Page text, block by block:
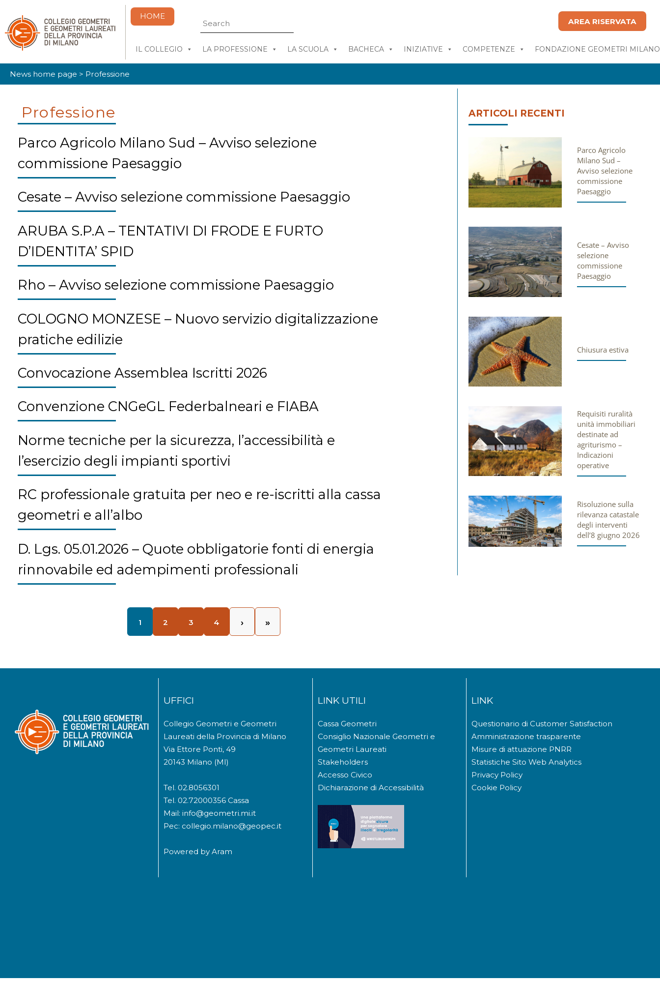
HOME
AREA RISERVATA
IL COLLEGIO LA PROFESSIONE LA SCUOLA BACHECA INIZIATIVE COMPETENZE FONDAZIONE GEOMETRI MILANO
News home page > Professione
Professione
Parco Agricolo Milano Sud – Avviso selezione
commissione Paesaggio
Cesate – Avviso selezione commissione Paesaggio
ARUBA S.P.A – TENTATIVI DI FRODE E FURTO
D’IDENTITA’ SPID
Rho – Avviso selezione commissione Paesaggio
COLOGNO MONZESE – Nuovo servizio digitalizzazione
pratiche edilizie
Convocazione Assemblea Iscritti 2026
Convenzione CNGeGL Federbalneari e FIABA
Norme tecniche per la sicurezza, l’accessibilità e
l’esercizio degli impianti sportivi
RC professionale gratuita per neo e re-iscritti alla cassa
geometri e all’albo
D. Lgs. 05.01.2026 – Quote obbligatorie fonti di energia
rinnovabile ed adempimenti professionali
1 2 3 4 › »
ARTICOLI RECENTI
Parco Agricolo
Milano Sud –
Avviso selezione
commissione
Paesaggio
Cesate – Avviso
selezione
commissione
Paesaggio
Chiusura estiva
Requisiti ruralità
unità immobiliari
destinate ad
agriturismo –
Indicazioni
operative
Risoluzione sulla
rilevanza catastale
degli interventi
dell’8 giugno 2026
UFFICI
Collegio Geometri e Geometri
Laureati della Provincia di Milano
Via Ettore Ponti, 49
20143 Milano (MI)
Tel. 02.8056301
Tel. 02.72000356 Cassa
Mail: info@geometri.mi.it
Pec: collegio.milano@geopec.it
Powered byAram
LINK UTILI
Cassa Geometri
Consiglio Nazionale Geometri e
Geometri Laureati
Stakeholders
Accesso Civico
Dichiarazione di Accessibilità
LINK
Questionario di Customer Satisfaction
Amministrazione trasparente
Misure di attuazione PNRR
Statistiche Sito Web Analytics
Privacy Policy
Cookie Policy